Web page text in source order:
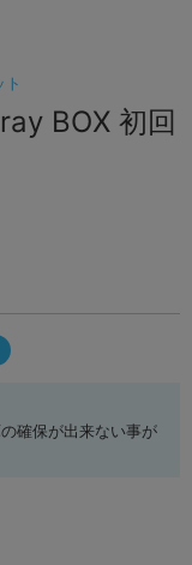
BOX 初回
確保が出来ない事が